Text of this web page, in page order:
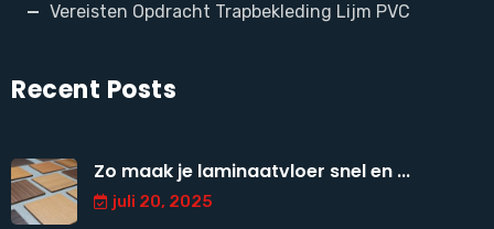
Vereisten Opdracht Trapbekleding Lijm PVC
Recent Posts
Zo maak je laminaatvloer snel en ...
juli 20, 2025